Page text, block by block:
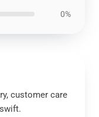
0%
customer care